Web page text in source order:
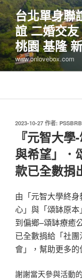
跳
至
主
要
內
容
台北單身聯
誼 二婚交
桃園 基隆
www.onlovebox.com
發
2023-10-27 作者:
『元智大
與希望」．
款已全數捐
由「元智大學終
心」與「頌缽原
到偏鄉–頌缽療癒
已全數捐給「社
會」，幫助更多
謝謝當天參與活動